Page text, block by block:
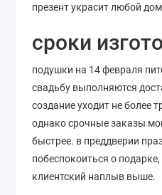
презент украсит любой
сроки
подушки на 14 февраля
свадьбу выполняются
создание уходит не более
однако срочные заказы
быстрее. в преддверии
побеспокоиться о
клиентский наплыв выше.